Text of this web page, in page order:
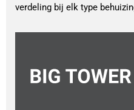
verdeling bij elk type